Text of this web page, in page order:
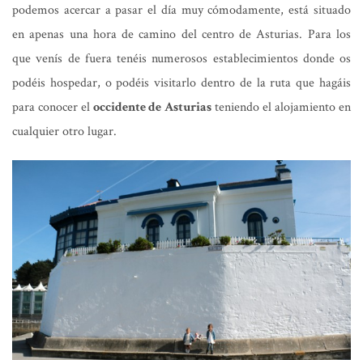
podemos acercar a pasar el día muy cómodamente, está situado
en apenas una hora de camino del centro de Asturias. Para los
que venís de fuera tenéis numerosos establecimientos donde os
podéis hospedar, o podéis visitarlo dentro de la ruta que hagáis
para conocer eloccidente de Asturiasteniendo el alojamiento en
cualquier otro lugar.